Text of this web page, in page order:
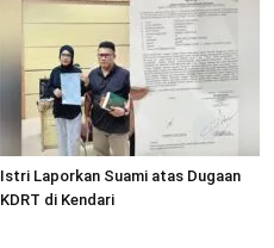
Istri Laporkan Suami atas Dugaan
KDRT di Kendari